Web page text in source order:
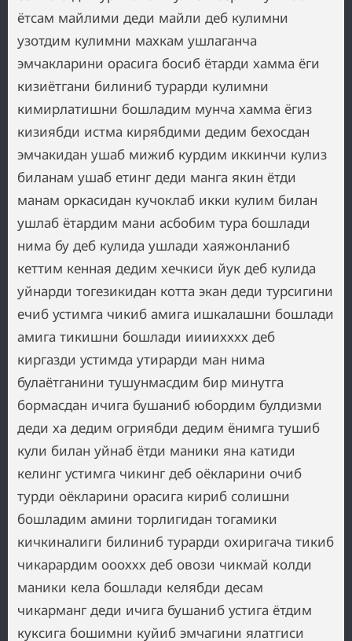
ётсам майлими деди майли деб кулимни
узотдим кулимни махкам ушлаганча
эмчакларини орасига босиб ётарди хамма ёги
кизиётгани билиниб турарди кулимни
кимирлатишни бошладим мунча хамма ёгиз
кизиябди истма кирябдими дедим бехосдан
эмчакидан ушаб мижиб курдим иккинчи кулиз
биланам ушаб етинг деди манга якин ётди
манам оркасидан кучоклаб икки кулим билан
ушлаб ётардим мани асбобим тура бошлади
нима бу деб кулида ушлади хаяжонланиб
кеттим кенная дедим хечкиси йук деб кулида
уйнарди тогезикидан котта экан деди турсигини
ечиб устимга чикиб амига ишкалашни бошлади
амига тикишни бошлади иииихххх деб
киргазди устимда утирарди ман нима
булаётганини тушунмасдим бир минутга
бормасдан ичига бушаниб юбордим булдизми
деди ха дедим огриябди дедим ёнимга тушиб
кули билан уйнаб ётди маники яна катиди
келинг устимга чикинг деб оёкларини очиб
турди оёкларини орасига кириб солишни
бошладим амини торлигидан тогамики
кичкиналиги билиниб турарди охиригача тикиб
чикарардим оооххх деб овози чикмай колди
маники кела бошлади келябди десам
чикарманг деди ичига бушаниб устига ётдим
куксига бошимни куйиб эмчагини ялатгиси